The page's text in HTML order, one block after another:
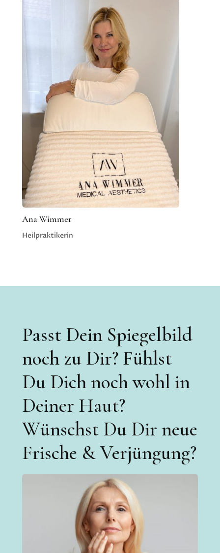
Ana Wimmer
Heilpraktikerin
Passt Dein Spiegelbild
noch zu Dir? Fühlst
Du Dich noch wohl in
Deiner Haut?
Wünschst Du Dir neue
Frische & Verjüngung?